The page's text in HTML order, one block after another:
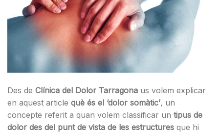
Des de Clínica del Dolor Tarragona us volem explicar
en aquest article què és el ‘dolor somàtic’, un
concepte referit a quan volem classificar un tipus de
dolor des del punt de vista de les estructures que hi